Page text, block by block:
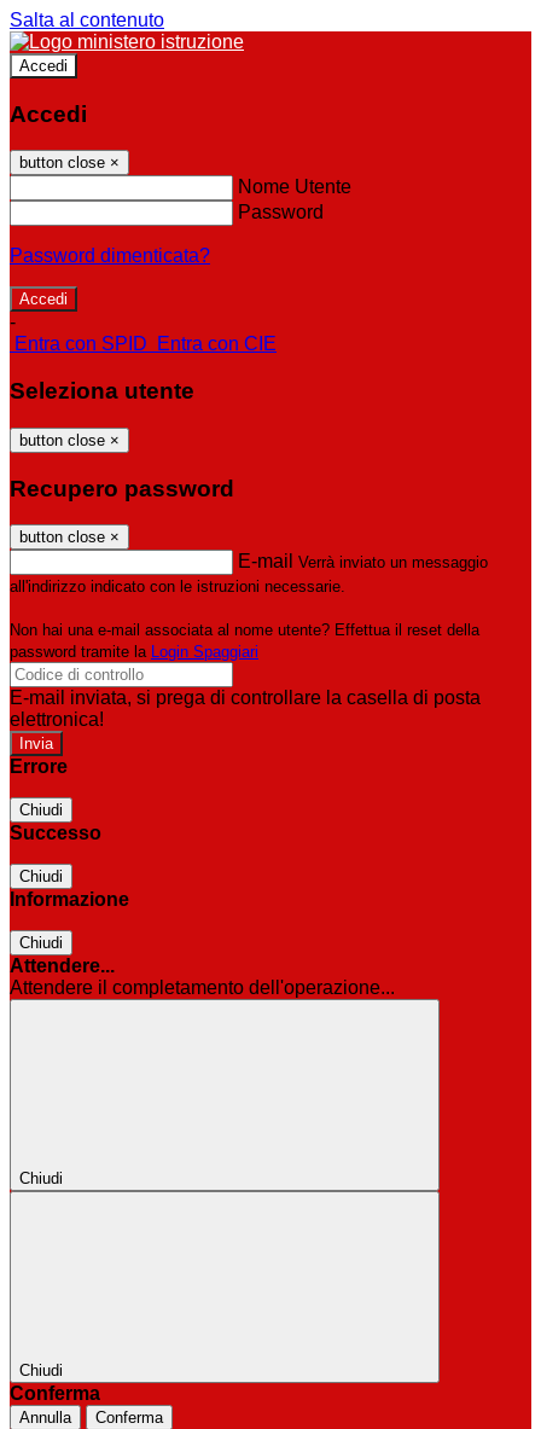
Salta al contenuto
Accedi
Accedi
button close ×
Nome Utente
Password
Password dimenticata?
-
Entra con SPID
Entra con CIE
Seleziona utente
button close ×
Recupero password
button close ×
E-mail Verrà inviato un messaggio
all'indirizzo indicato con le istruzioni necessarie.
Non hai una e-mail associata al nome utente? Effettua il reset della
password tramite la Login Spaggiari
E-mail inviata, si prega di controllare la casella di posta
elettronica!
Errore
Chiudi
Successo
Chiudi
Informazione
Chiudi
Attendere...
Attendere il completamento dell'operazione...
Chiudi
Chiudi
Conferma
Annulla Conferma